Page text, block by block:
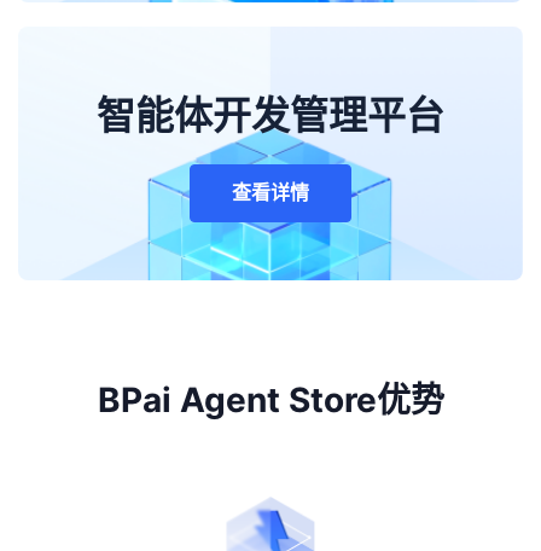
智能体开发管理平台
查看详情
BPai Agent Store优势